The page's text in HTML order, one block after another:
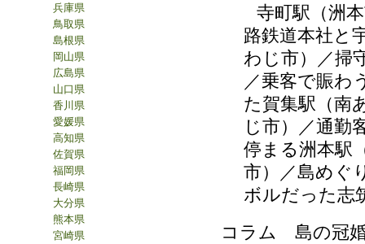
兵庫県
鳥取県
島根県
岡山県
広島県
山口県
香川県
愛媛県
高知県
佐賀県
福岡県
長崎県
大分県
熊本県
宮崎県
寺町駅（洲本
路鉄道本社と
わじ市）／掃
／乗客で賑わ
た賀集駅（南
じ市）／通勤
停まる洲本駅
市）／島めぐ
ボルだった志
コラム 島の冠